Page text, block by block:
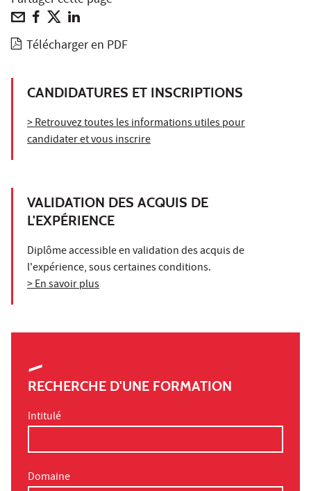
Télécharger en PDF
CANDIDATURES ET INSCRIPTIONS
> Retrouvez toutes les informations utiles pour
candidater et vous inscrire
VALIDATION DES ACQUIS DE
L'EXPÉRIENCE
Diplôme accessible en validation des acquis de
l'expérience, sous certaines conditions.
> En savoir plus
RECHERCHE D'UNE FORMATION
Intitulé
Domaine